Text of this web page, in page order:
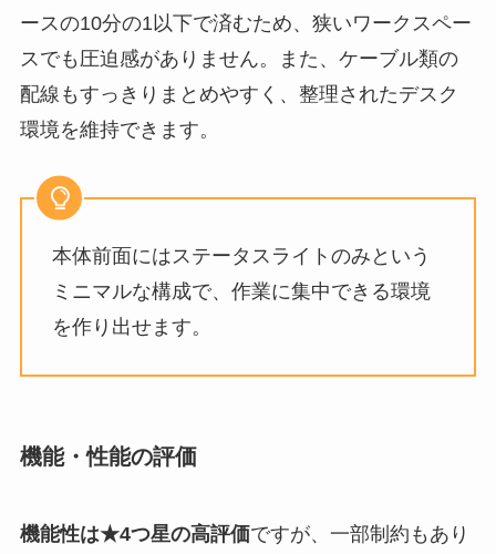
ースの10分の1以下で済むため、狭いワークスペー
スでも圧迫感がありません。また、ケーブル類の
配線もすっきりまとめやすく、整理されたデスク
環境を維持できます。
本体前面にはステータスライトのみという
ミニマルな構成で、作業に集中できる環境
を作り出せます。
機能・性能の評価
機能性は★4つ星の高評価ですが、一部制約もあり